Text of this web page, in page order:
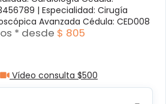
| Especialidad: Cirugía
Avanzada Cédula: CED008
* desde $ 805
Vídeo consulta $500